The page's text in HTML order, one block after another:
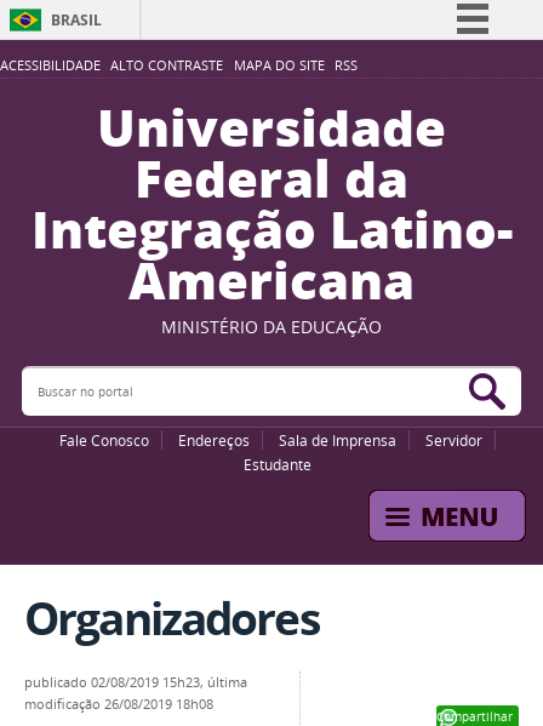
ACESSIBILIDADE ALTO CONTRASTE MAPA DO SITE RSS
BRASIL
Simplifique!
Participe
Acesso à informação
Legislação
Canais
Universidade
Federal da
Integração Latino-
Americana
MINISTÉRIO DA EDUCAÇÃO
Buscar no portal
Fale Conosco Endereços Sala de Imprensa
Servidor
Estudante
Organizadores
Compartilhar
publicado 02/08/2019 15h23, última
modificação 26/08/2019 18h08